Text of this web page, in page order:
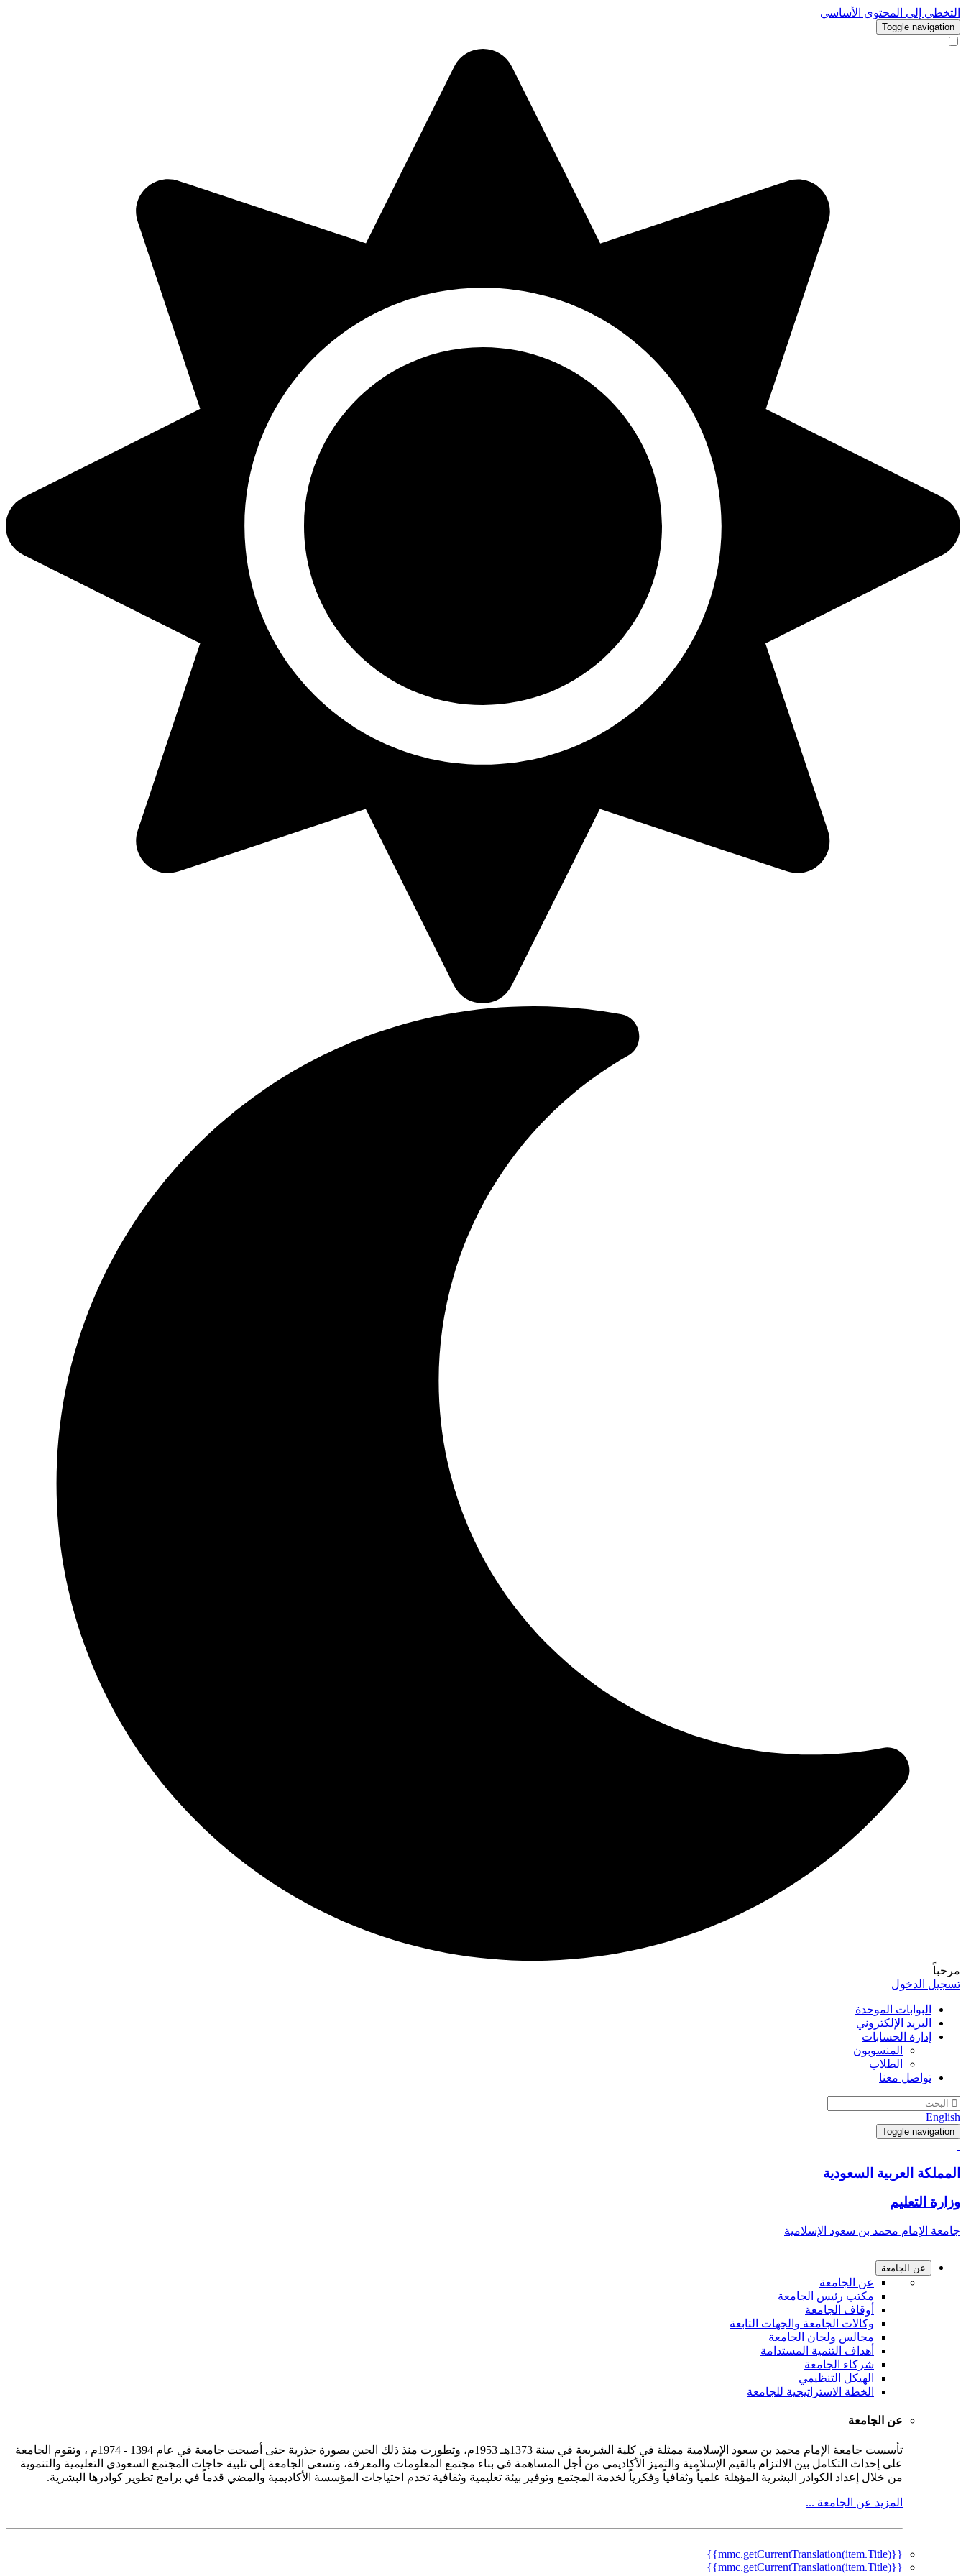
التخطي إلى المحتوى الأساسي
Toggle navigation
مرحباً
تسجيل الدخول
البوابات الموحدة
البريد الإلكتروني
إدارة الحسابات
المنسوبون
الطلاب
تواصل معنا
English
Toggle navigation
المملكة العربية السعودية
وزارة التعليم
جامعة الإمام محمد بن سعود الإسلامية
عن الجامعة
عن الجامعة
مكتب رئيس الجامعة
أوقاف الجامعة
وكالات الجامعة والجهات التابعة
مجالس ولجان الجامعة
أهداف التنمية المستدامة
شركاء الجامعة
الهيكل التنظيمي
الخطة الاستراتيجية للجامعة
عن الجامعة
تأسست جامعة الإمام محمد بن سعود الإسلامية ممثلة في كلية الشريعة في سنة 1373هـ 1953م، وتطورت منذ ذلك الحين بصورة جذرية حتى أصبحت جامعة في عام 1394 - 1974م ، وتقوم الجامعة
على إحداث التكامل بين الالتزام بالقيم الإسلامية والتميز الأكاديمي من أجل المساهمة في بناء مجتمع المعلومات والمعرفة، وتسعى الجامعة إلى تلبية حاجات المجتمع السعودي التعليمية والتنموية
من خلال إعداد الكوادر البشرية المؤهلة علمياً وثقافياً وفكرياً لخدمة المجتمع وتوفير بيئة تعليمية وثقافية تخدم احتياجات المؤسسة الأكاديمية والمضي قدماً في برامج تطوير كوادرها البشرية.
المزيد عن الجامعة ...
{{mmc.getCurrentTranslation(item.Title)}}
{{mmc.getCurrentTranslation(item.Title)}}